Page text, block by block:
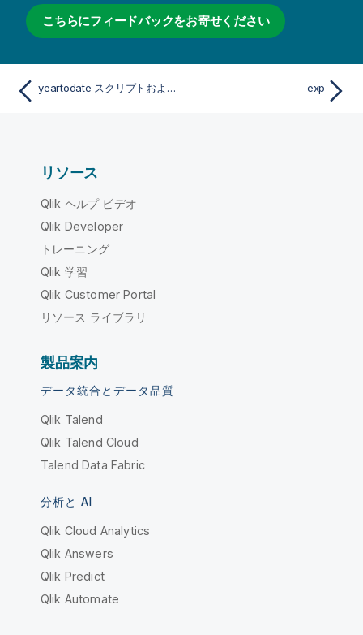
こちらにフィードバックをお寄せください
yeartodate スクリプトおよびチャート関数 exp
リソース
Qlik ヘルプ ビデオ
Qlik Developer
トレーニング
Qlik 学習
Qlik Customer Portal
リソース ライブラリ
製品案内
データ統合とデータ品質
Qlik Talend
Qlik Talend Cloud
Talend Data Fabric
分析と AI
Qlik Cloud Analytics
Qlik Answers
Qlik Predict
Qlik Automate